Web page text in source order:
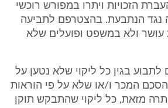
הזכויות ויתרו במפורש רוכשי
נגד הנתבעת. בהצטרפם לתביעה
ולא במשפט ופועלים שלא
לתבוע בגין כל ליקוי שלא נטען על
המכר ו/או שלא על פי הוראות
מזאת, כל ליקוי שהתבקש תוקן